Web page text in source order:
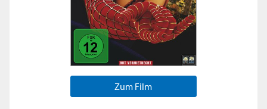
Zum Film